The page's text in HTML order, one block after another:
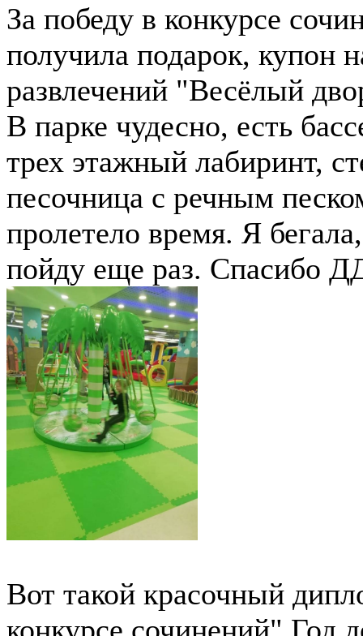
За победу в конкурсе
получила подарок, купон
развлечений "Весёлый
В парке чудесно, есть
трех этажный лабиринт,
песочница с речным
пролетело время. Я
пойду еще раз. Спасибо
Вот такой красочный
конкурсе сочинений" Год